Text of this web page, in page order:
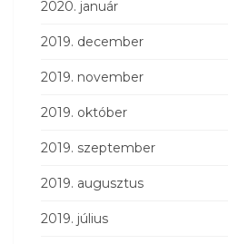
2020. január
2019. december
2019. november
2019. október
2019. szeptember
2019. augusztus
2019. július